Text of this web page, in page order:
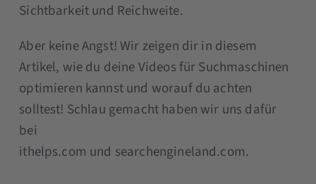
Sichtbarkeit und Reichweite.
Aber keine Angst! Wir zeigen dir in diesem
Artikel, wie du deine Videos für Suchmaschinen
optimieren kannst und worauf du achten
solltest! Schlau gemacht haben wir uns dafür
bei
ithelps.com und searchengineland.com.